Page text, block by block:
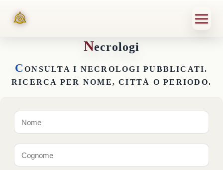
Necrologi
C ONSULTA I NECROLOGI PUBBLICATI.
RICERCA PER NOME, CITTÀ O PERIODO.